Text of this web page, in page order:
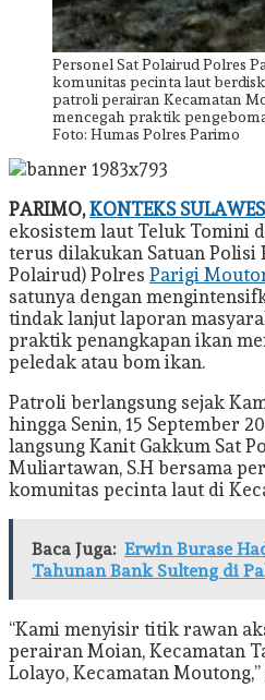
Personel Sat Polairud Polres
komunitas pecinta laut
patroli perairan Kecamatan
mencegah praktik
Foto: Humas Polres Parimo
PARIMO,KONTEKS
ekosistem laut Teluk Tomini
terus dilakukan Satuan Polisi
Polairud) Polres Parigi
satunya dengan
tindak lanjut laporan
praktik penangkapan ikan
peledak atau bom ikan.
Patroli berlangsung sejak
hingga Senin, 15 September
langsung Kanit Gakkum Sat
Muliartawan, S.H bersama
komunitas pecinta laut di
Baca Juga: Erwin Burase
Tahunan Bank Sulteng di
“Kami menyisir titik rawan
perairan Moian, Kecamatan
Lolayo, Kecamatan